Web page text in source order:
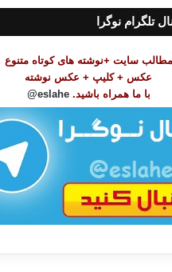
تلگرام نوگرا
مطالب سایت +نوشته های کوتاه متنوع
عکس + کلیپ + عکس نوشته
با ما همراه باشید. eslahe@